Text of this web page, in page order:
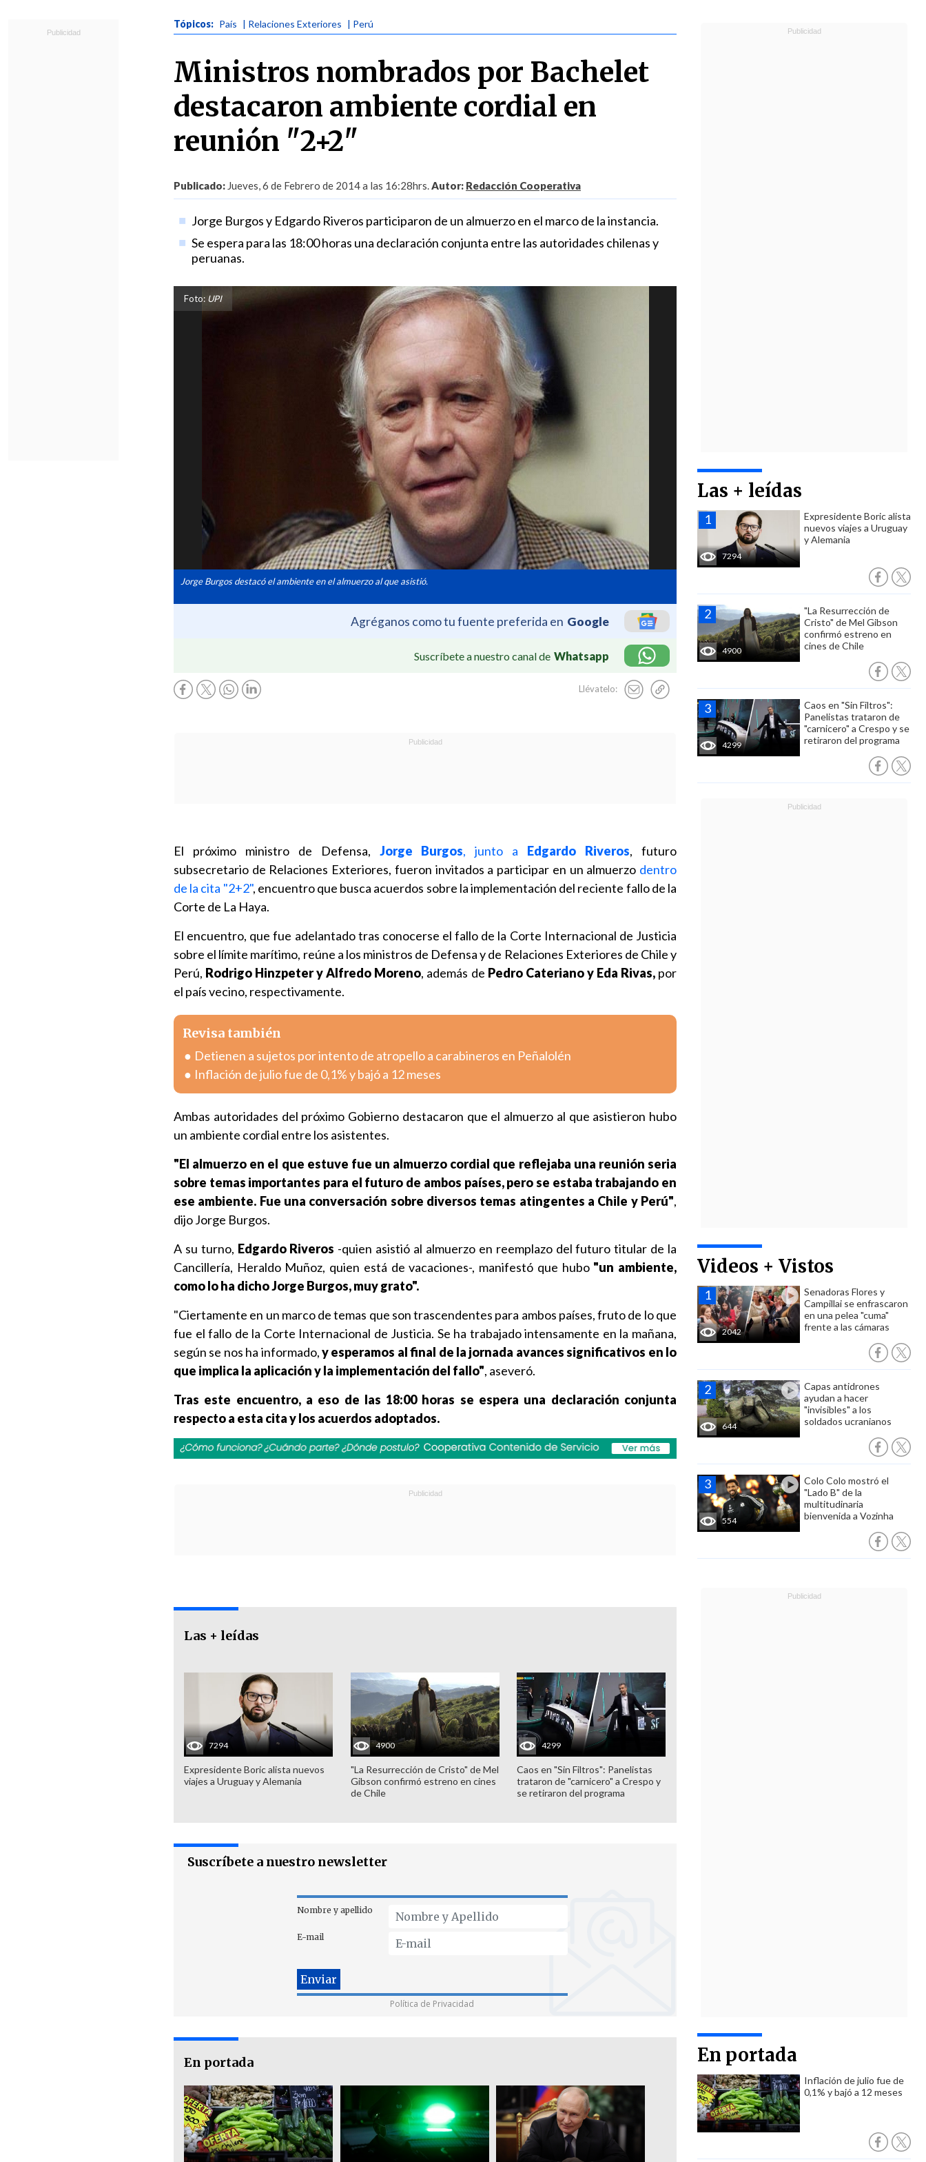
Tópicos: País | Relaciones Exteriores | Perú
Ministros nombrados por Bachelet
destacaron ambiente cordial en
reunión "2+2"
Publicado: Jueves, 6 de Febrero de 2014 a las 16:28hrs.Autor: Redacción Cooperativa
Jorge Burgos y Edgardo Riveros participaron de un almuerzo en el marco de la instancia.
Se espera para las 18:00 horas una declaración conjunta entre las autoridades chilenas y
peruanas.
Foto: UPI
Jorge Burgos destacó el ambiente en el almuerzo al que asistió.
Agréganos como tu fuente preferida en Google
Suscríbete a nuestro canal de Whatsapp
Llévatelo:
Las + leídas
7294
Expresidente Boric alista
nuevos viajes a Uruguay
y Alemania
4900
"La Resurrección de
Cristo" de Mel Gibson
confirmó estreno en
cines de Chile
4299
Caos en "Sin Filtros":
Panelistas trataron de
"carnicero" a Crespo y se
retiraron del programa
Videos + Vistos
2042
Senadoras Flores y
Campillai se enfrascaron
en una pelea "cuma"
frente a las cámaras
644
Capas antidrones
ayudan a hacer
"invisibles" a los
soldados ucranianos
554
Colo Colo mostró el
"Lado B" de la
multitudinaria
bienvenida a Vozinha
En portada
Inflación de julio fue de
0,1% y bajó a 12 meses
El próximo ministro de Defensa, Jorge Burgos, junto a Edgardo Riveros, futuro
subsecretario de Relaciones Exteriores, fueron invitados a participar en un almuerzo dentro
de la cita "2+2", encuentro que busca acuerdos sobre la implementación del reciente fallo de la
Corte de La Haya.
El encuentro, que fue adelantado tras conocerse el fallo de la Corte Internacional de Justicia
sobre el límite marítimo, reúne a los ministros de Defensa y de Relaciones Exteriores de Chile y
Perú, Rodrigo Hinzpeter y Alfredo Moreno, además de Pedro Cateriano y Eda Rivas,por
el país vecino, respectivamente.
Revisa también
Detienen a sujetos por intento de atropello a carabineros en Peñalolén
Inflación de julio fue de 0,1% y bajó a 12 meses
Ambas autoridades del próximo Gobierno destacaron que el almuerzo al que asistieron hubo
un ambiente cordial entre los asistentes.
"El almuerzo en el que estuve fue un almuerzo cordial que reflejaba una reunión seria
sobre temas importantes para el futuro de ambos países, pero se estaba trabajando en
ese ambiente. Fue una conversación sobre diversos temas atingentes a Chile y Perú",
dijo Jorge Burgos.
A su turno, Edgardo Riveros -quien asistió al almuerzo en reemplazo del futuro titular de la
Cancillería, Heraldo Muñoz, quien está de vacaciones-, manifestó que hubo "un ambiente,
como lo ha dicho Jorge Burgos, muy grato".
"Ciertamente en un marco de temas que son trascendentes para ambos países, fruto de lo que
fue el fallo de la Corte Internacional de Justicia. Se ha trabajado intensamente en la mañana,
según se nos ha informado,y esperamos al final de la jornada avances significativos en lo
que implica la aplicación y la implementación del fallo", aseveró.
Tras este encuentro, a eso de las 18:00 horas se espera una declaración conjunta
respecto a esta cita y los acuerdos adoptados.
Las + leídas
7294
Expresidente Boric alista nuevos
viajes a Uruguay y Alemania
4900
"La Resurrección de Cristo" de Mel
Gibson confirmó estreno en cines
de Chile
4299
Caos en "Sin Filtros": Panelistas
trataron de "carnicero" a Crespo y
se retiraron del programa
Suscríbete a nuestro newsletter
Nombre y apellido
E-mail
Política de Privacidad
En portada